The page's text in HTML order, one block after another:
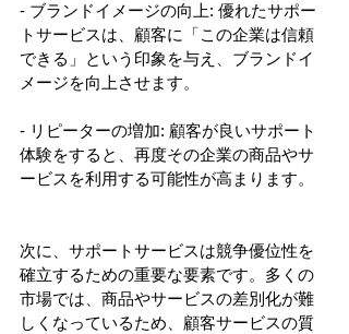
- ブランドイメージの向上: 優れたサポー
トサービスは、顧客に「この企業は信頼
できる」という印象を与え、ブランドイ
メージを向上させます。
- リピーターの増加: 顧客が良いサポート
体験をすると、再度その企業の商品やサ
ービスを利用する可能性が高まります。
次に、サポートサービスは競争優位性を
確立するための重要な要素です。多くの
市場では、商品やサービスの差別化が難
しくなっているため、顧客サービスの質